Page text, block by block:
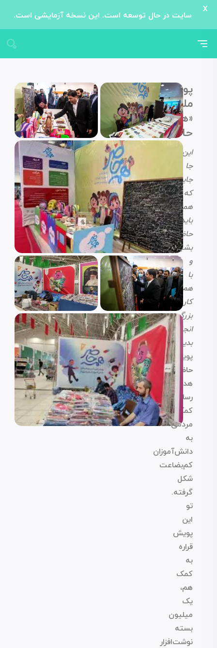
پویش
ملی
«همه
حاضر»
این
جا
جاییه
که
همه‌مون
باید
حاضر
بشیم
و
با
هم‌دیگه،
کار
بزرگی
انجام
بدیم.
پویش«همه
حاضر»با
هدف
رساندن
کمک‌های
مردمی
به
دانش‌آموزان
کم‌بضاعت
شکل
گرفته.
تو
این
پویش
قراره
به
کمک
هم،
یک
میلیون
بسته
نوشت‌افزار
سایت در حال توسعه است. این نسخه آزمایشی است.
X